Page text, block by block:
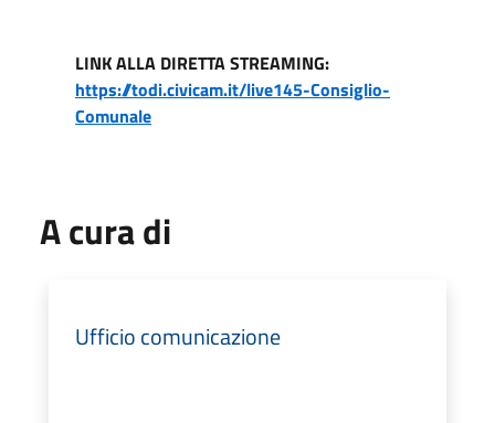
LINK ALLA DIRETTA STREAMING:
https://todi.civicam.it/live145-Consiglio-
Comunale
A cura di
Ufficio comunicazione